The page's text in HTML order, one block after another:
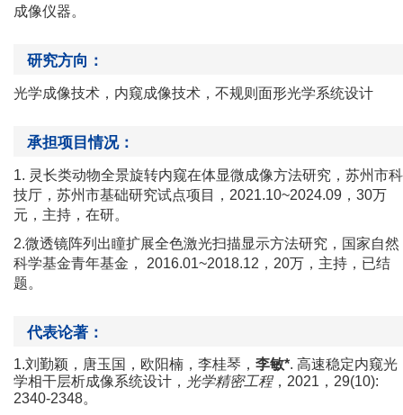
成像仪器。
研究方向：
光学成像技术，内窥成像技术，不规则面形光学系统设计
承担项目情况：
1. 灵长类动物全景旋转内窥在体显微成像方法研究，苏州市科
技厅，苏州市基础研究试点项目， 2021.10~2024.09 ， 30万
元，主持，在研。
2.微透镜阵列出瞳扩展全色激光扫描显示方法研究，国家自然
科学基金青年基金，
2016.01~2018.12 ， 20万，主持，已结
题。
代表论著：
1.刘勤颖，唐玉国，欧阳楠，李桂琴， 李敏*. 高速稳定内窥光
学相干层析成像系统设计， 光学精密工程， 2021 ， 29(10):
2340-2348。